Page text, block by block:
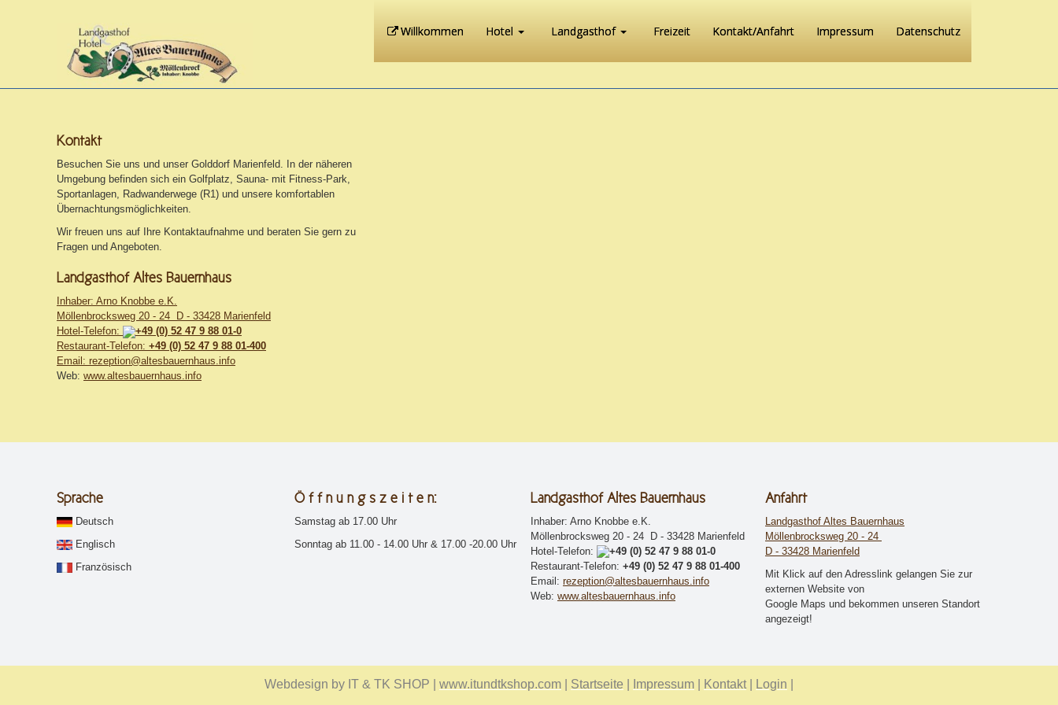
Willkommen Hotel Landgasthof Freizeit Kontakt/Anfahrt Impressum Datenschutz
Kontakt
Besuchen Sie uns und unser Golddorf Marienfeld. In der näheren
Umgebung befinden sich ein Golfplatz, Sauna- mit Fitness-Park,
Sportanlagen, Radwanderwege (R1) und unsere komfortablen
Übernachtungsmöglichkeiten.
Wir freuen uns auf Ihre Kontaktaufnahme und beraten Sie gern zu
Fragen und Angeboten.
Landgasthof Altes Bauernhaus
Inhaber: Arno Knobbe e.K.
Möllenbrocksweg 20 - 24 D - 33428 Marienfeld
Hotel-Telefon:
+49 (0) 52 47 9 88 01-0
Restaurant-Telefon: +49 (0) 52 47 9 88 01-400
Email: rezeption@altesbauernhaus.info
Web: www.altesbauernhaus.info
Sprache
Deutsch
Englisch
Französisch
Ö f f n u n g s z e i t e n:
Samstag ab 17.00 Uhr
Sonntag ab 11.00 - 14.00 Uhr & 17.00 -20.00 Uhr
Landgasthof Altes Bauernhaus
Inhaber: Arno Knobbe e.K.
Möllenbrocksweg 20 - 24 D - 33428 Marienfeld
Hotel-Telefon:
+49 (0) 52 47 9 88 01-0
Restaurant-Telefon: +49 (0) 52 47 9 88 01-400
Email: rezeption@altesbauernhaus.info
Web: www.altesbauernhaus.info
Anfahrt
Landgasthof Altes Bauernhaus
Möllenbrocksweg 20 - 24
D - 33428 Marienfeld
Mit Klick auf den Adresslink gelangen Sie zur
externen Website von
Google Maps und bekommen unseren Standort
angezeigt!
Webdesign by IT & TK SHOP | www.itundtkshop.com Startseite Impressum Kontakt Login